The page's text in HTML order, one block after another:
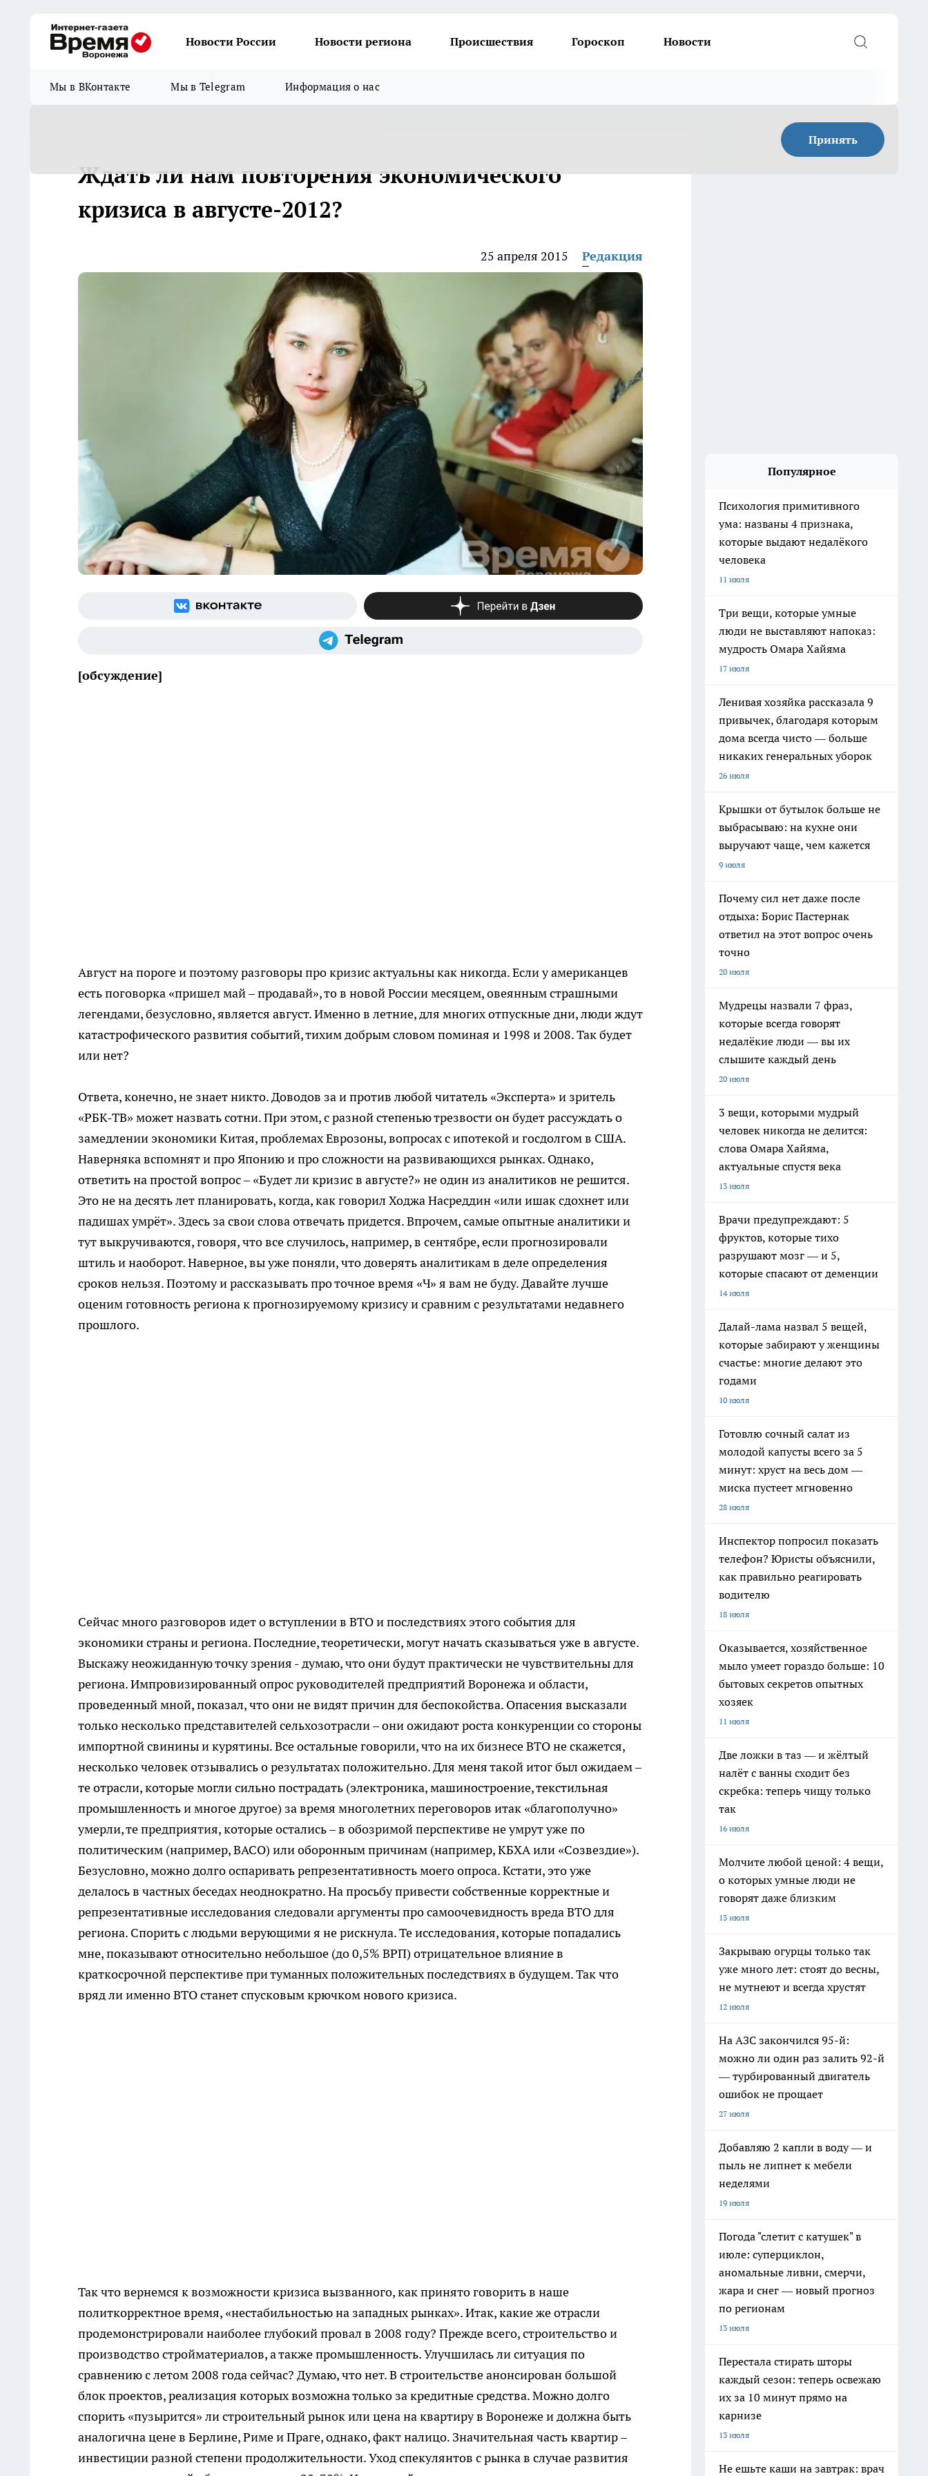
Новости России Новости региона Происшествия Гороскоп Новости
Мы в ВКонтакте Мы в Telegram Информация о нас
Принять
Ждать ли нам повторения экономического
кризиса в августе-2012?
25 апреля 2015 Редакция
[обсуждение]
Август на пороге и поэтому разговоры про кризис актуальны как никогда. Если у американцев
есть поговорка «пришел май – продавай», то в новой России месяцем, овеянным страшными
легендами, безусловно, является август. Именно в летние, для многих отпускные дни, люди ждут
катастрофического развития событий, тихим добрым словом поминая и 1998 и 2008. Так будет
или нет?
Ответа, конечно, не знает никто. Доводов за и против любой читатель «Эксперта» и зритель
«РБК-ТВ» может назвать сотни. При этом, с разной степенью трезвости он будет рассуждать о
замедлении экономики Китая, проблемах Еврозоны, вопросах с ипотекой и госдолгом в США.
Наверняка вспомнят и про Японию и про сложности на развивающихся рынках. Однако,
ответить на простой вопрос – «Будет ли кризис в августе?» не один из аналитиков не решится.
Это не на десять лет планировать, когда, как говорил Ходжа Насреддин «или ишак сдохнет или
падишах умрёт». Здесь за свои слова отвечать придется. Впрочем, самые опытные аналитики и
тут выкручиваются, говоря, что все случилось, например, в сентябре, если прогнозировали
штиль и наоборот. Наверное, вы уже поняли, что доверять аналитикам в деле определения
сроков нельзя. Поэтому и рассказывать про точное время «Ч» я вам не буду. Давайте лучше
оценим готовность региона к прогнозируемому кризису и сравним с результатами недавнего
прошлого.
Сейчас много разговоров идет о вступлении в ВТО и последствиях этого события для
экономики страны и региона. Последние, теоретически, могут начать сказываться уже в августе.
Выскажу неожиданную точку зрения - думаю, что они будут практически не чувствительны для
региона. Импровизированный опрос руководителей предприятий Воронежа и области,
проведенный мной, показал, что они не видят причин для беспокойства. Опасения высказали
только несколько представителей сельхозотрасли – они ожидают роста конкуренции со стороны
импортной свинины и курятины. Все остальные говорили, что на их бизнесе ВТО не скажется,
несколько человек отзывались о результатах положительно. Для меня такой итог был ожидаем –
те отрасли, которые могли сильно пострадать (электроника, машиностроение, текстильная
промышленность и многое другое) за время многолетних переговоров итак «благополучно»
умерли, те предприятия, которые остались – в обозримой перспективе не умрут уже по
политическим (например, ВАСО) или оборонным причинам (например, КБХА или «Созвездие»).
Безусловно, можно долго оспаривать репрезентативность моего опроса. Кстати, это уже
делалось в частных беседах неоднократно. На просьбу привести собственные корректные и
репрезентативные исследования следовали аргументы про самоочевидность вреда ВТО для
региона. Спорить с людьми верующими я не рискнула. Те исследования, которые попадались
мне, показывают относительно небольшое (до 0,5% ВРП) отрицательное влияние в
краткосрочной перспективе при туманных положительных последствиях в будущем. Так что
вряд ли именно ВТО станет спусковым крючком нового кризиса.
Так что вернемся к возможности кризиса вызванного, как принято говорить в наше
политкорректное время, «нестабильностью на западных рынках». Итак, какие же отрасли
продемонстрировали наиболее глубокий провал в 2008 году? Прежде всего, строительство и
производство стройматериалов, а также промышленность. Улучшилась ли ситуация по
сравнению с летом 2008 года сейчас? Думаю, что нет. В строительстве анонсирован большой
блок проектов, реализация которых возможна только за кредитные средства. Можно долго
спорить «пузырится» ли строительный рынок или цена на квартиру в Воронеже и должна быть
аналогична цене в Берлине, Риме и Праге, однако, факт налицо. Значительная часть квартир –
инвестиции разной степени продолжительности. Уход спекулянтов с рынка в случае развития
Популярное
Психология примитивного
ума: названы 4 признака,
которые выдают недалёкого
человека
11 июля
Три вещи, которые умные
люди не выставляют напоказ:
мудрость Омара Хайяма
17 июля
Ленивая хозяйка рассказала 9
привычек, благодаря которым
дома всегда чисто — больше
никаких генеральных уборок
26 июля
Крышки от бутылок больше не
выбрасываю: на кухне они
выручают чаще, чем кажется
9 июля
Почему сил нет даже после
отдыха: Борис Пастернак
ответил на этот вопрос очень
точно
20 июля
Мудрецы назвали 7 фраз,
которые всегда говорят
недалёкие люди — вы их
слышите каждый день
20 июля
3 вещи, которыми мудрый
человек никогда не делится:
слова Омара Хайяма,
актуальные спустя века
13 июля
Врачи предупреждают: 5
фруктов, которые тихо
разрушают мозг — и 5,
которые спасают от деменции
14 июля
Далай-лама назвал 5 вещей,
которые забирают у женщины
счастье: многие делают это
годами
10 июля
Готовлю сочный салат из
молодой капусты всего за 5
минут: хруст на весь дом —
миска пустеет мгновенно
28 июля
Инспектор попросил показать
телефон? Юристы объяснили,
как правильно реагировать
водителю
18 июля
Оказывается, хозяйственное
мыло умеет гораздо больше: 10
бытовых секретов опытных
хозяек
11 июля
Две ложки в таз — и жёлтый
налёт с ванны сходит без
скребка: теперь чищу только
так
16 июля
Молчите любой ценой: 4 вещи,
о которых умные люди не
говорят даже близким
13 июля
Закрываю огурцы только так
уже много лет: стоят до весны,
не мутнеют и всегда хрустят
12 июля
На АЗС закончился 95-й:
можно ли один раз залить 92-й
— турбированный двигатель
ошибок не прощает
27 июля
Добавляю 2 капли в воду — и
пыль не липнет к мебели
неделями
19 июля
Погода "слетит с катушек" в
июле: суперциклон,
аномальные ливни, смерчи,
жара и снег — новый прогноз
по регионам
13 июля
Перестала стирать шторы
каждый сезон: теперь освежаю
их за 10 минут прямо на
карнизе
13 июля
Не ешьте каши на завтрак: врач